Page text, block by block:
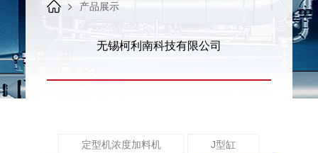
产品展示
无锡柯利南科技有限公司
定型机浓度加料机
J型缸